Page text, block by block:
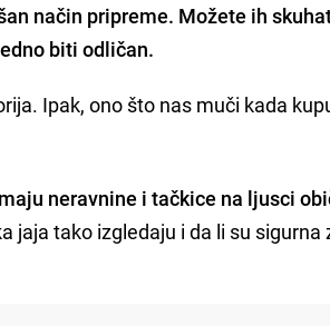
način pripreme. Možete ih
biti odličan.
Ipak, ono što nas muči kada
neravnine i tačkice na ljusci
jaja tako izgledaju i da li su sigurna